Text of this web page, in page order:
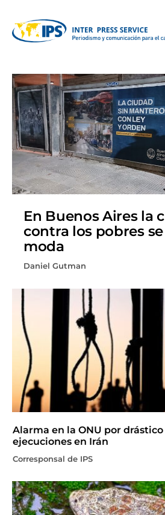
En Buenos Aires la
contra los pobres
moda
Daniel Gutman
Alarma en la ONU por
ejecuciones en Irán
Corresponsal de IPS